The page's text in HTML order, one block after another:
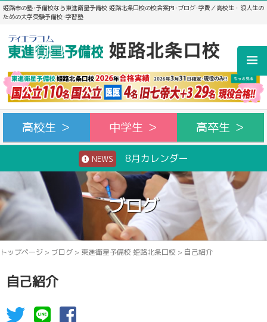
姫路市の塾･予備校なら東進衛星予備校 姫路北条口校の校舎案内･ブログ･学費／高校生・浪人生の
ための大学受験予備校･学習塾
高校生 ＞ 中学生 ＞ 高卒生 ＞
NEWS 8月カレンダー
ブログ
トップページ > ブログ > 東進衛星予備校 姫路北条口校 > 自己紹介
自己紹介